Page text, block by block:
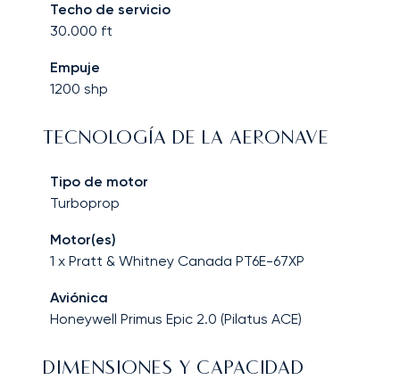
Techo de servicio
30.000 ft
Empuje
1200 shp
TECNOLOGÍA DE LA AERONAVE
Tipo de motor
Turboprop
Motor(es)
1 x Pratt & Whitney Canada PT6E-67XP
Aviónica
Honeywell Primus Epic 2.0 (Pilatus ACE)
DIMENSIONES Y CAPACIDAD